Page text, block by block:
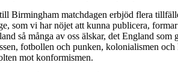
Birmingham matchdagen erbjöd flera
som vi har nöjet att kunna publicera,
så många av oss älskar, det England som
fotbollen och punken, kolonialismen
mot konformismen.